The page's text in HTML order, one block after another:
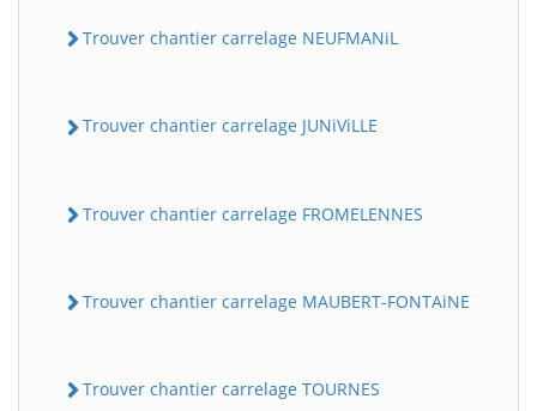
Trouver chantier carrelage NEUFMANiL
Trouver chantier carrelage JUNiViLLE
Trouver chantier carrelage FROMELENNES
Trouver chantier carrelage MAUBERT-FONTAiNE
Trouver chantier carrelage TOURNES